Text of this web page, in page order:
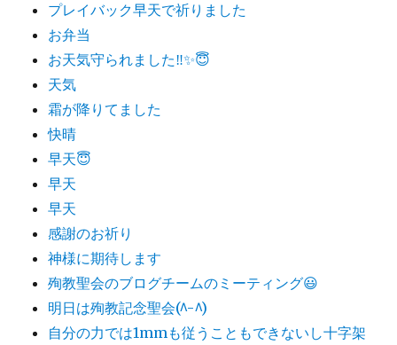
プレイバック早天で祈りました
お弁当
お天気守られました‼️✨😇
天気
霜が降りてました
快晴
早天😇
早天
早天
感謝のお祈り
神様に期待します
殉教聖会のブログチームのミーティング😃
明日は殉教記念聖会(^-^)
自分の力では1mmも従うこともできないし十字架